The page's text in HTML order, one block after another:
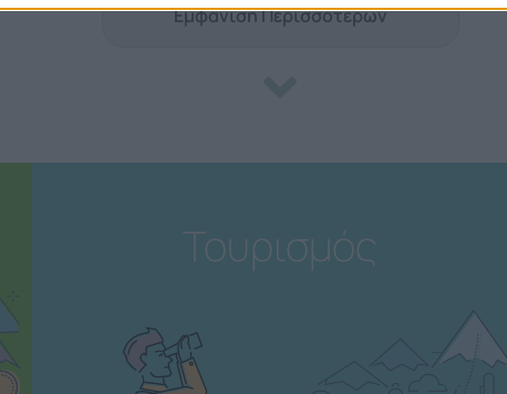
Εμφάνιση Περισσότερων
Τουρισμός